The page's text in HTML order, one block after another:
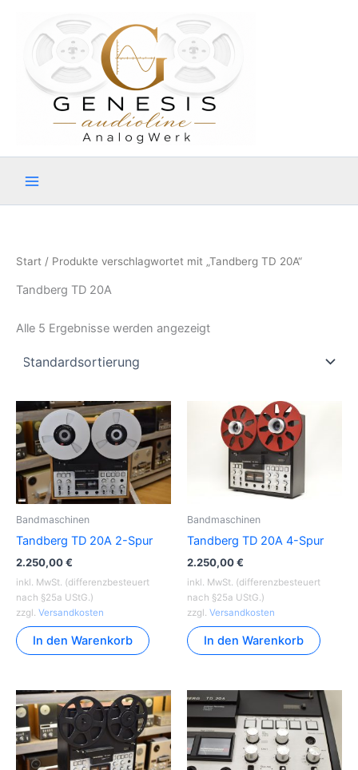
springen
Start / Produkte verschlagwortet mit „Tandberg TD 20A“
Tandberg TD 20A
Alle 5 Ergebnisse werden angezeigt
Bandmaschinen
Tandberg TD 20A 2-Spur
2.250,00€
inkl. MwSt. (differenzbesteuert
nach §25a UStG.)
zzgl. Versandkosten
In den Warenkorb
Bandmaschinen
Tandberg TD 20A 4-Spur
2.250,00€
inkl. MwSt. (differenzbesteuert
nach §25a UStG.)
zzgl. Versandkosten
In den Warenkorb